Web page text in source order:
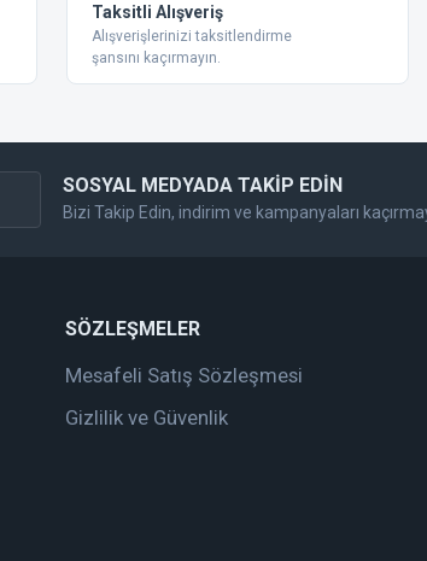
Taksitli Alışveriş
Alışverişlerinizi taksitlendirme
şansını kaçırmayın.
SOSYAL MEDYADA TAKİP EDİN
Bizi Takip Edin, indirim ve kampanyaları
SÖZLEŞMELER
Mesafeli Satış Sözleşmesi
Gizlilik ve Güvenlik